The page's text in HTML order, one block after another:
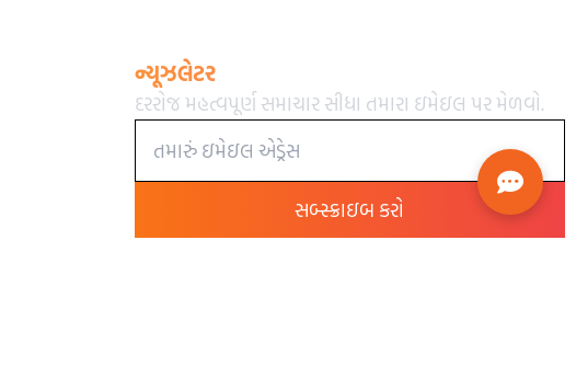
ન્યૂઝલેટર
દરરોજ મહત્વપૂર્ણ સમાચાર સીધા તમારા ઇમેઇલ પર મેળવો.
સબ્સ્ક્રાઇબ કરો